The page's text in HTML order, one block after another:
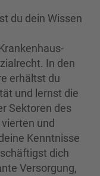
du dein Wissen
In den
erhältst du
und lernst die
Sektoren des
und
Kenntnisse
dich
Versorgung,